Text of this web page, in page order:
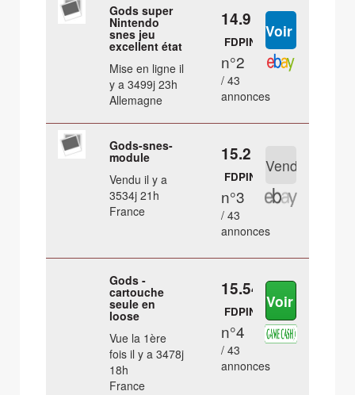
Gods super
Nintendo
snes jeu
excellent état
Mise en ligne il
y a 3499j 23h
Allemagne
14.9 €
FDPIN
n°2
/ 43
annonces
Gods-snes-
module
Vendu il y a
3534j 21h
France
15.2 €
FDPIN
n°3
/ 43
annonces
Gods -
cartouche
seule en
loose
Vue la 1ère
fois il y a 3478j
18h
France
15.54 €
FDPIN
n°4
/ 43
annonces